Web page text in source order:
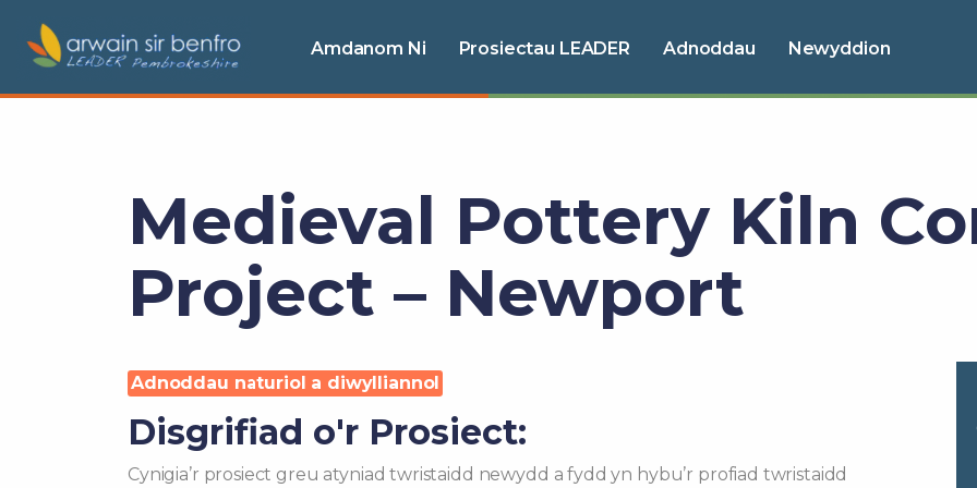
Amdanom Ni Prosiectau LEADER Adnoddau Newyddion
Medieval Pottery Kiln
Project – Newport
Adnoddau naturiol a diwylliannol
Disgrifiad o'r Prosiect:
Cynigia’r prosiect greu atyniad twristaidd newydd a fydd yn hybu’r profiad twristaidd